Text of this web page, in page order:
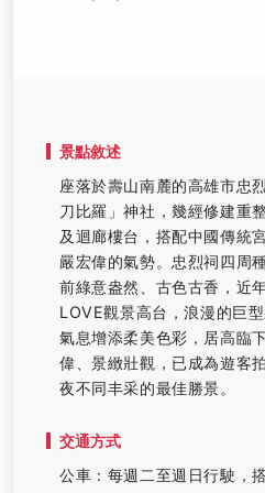
景點敘述
座落於壽山南麓的高雄市忠
刀比羅」神社，幾經修建重
及迴廊樓台，搭配中國傳統
嚴宏偉的氣勢。忠烈祠四周
前綠意盎然、古色古香，近
LOVE觀景高台，浪漫的巨
氣息增添柔美色彩，居高臨
偉、景緻壯觀，已成為遊客
夜不同丰采的最佳勝景。
交通方式
公車：每週二至週日行駛，